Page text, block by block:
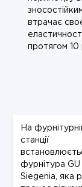
втрачає
протягом 10
На
станції
фурнітура GU
Siegenia, яка